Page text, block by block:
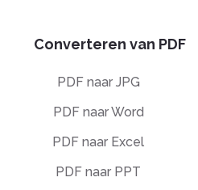
Converteren van PDF
PDF naar JPG
PDF naar Word
PDF naar Excel
PDF naar PPT